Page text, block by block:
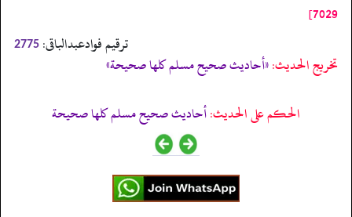
7029]
ترقیم فوادعبدالباقی: 2775
تخریج الحدیث:«أحاديث صحيح مسلم كلها صحيحة»
الحكم على الحديث:أحاديث صحيح مسلم كلها صحيحة